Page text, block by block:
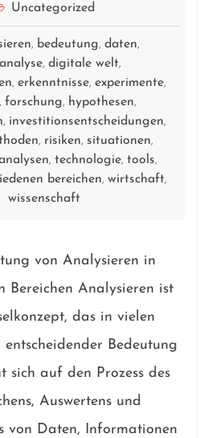
Uncategorized
, bedeutung,daten,
,digitale welt,
, erkenntnisse, experimente,
,forschung, hypothesen,
, investitionsentscheidungen,
, risiken, situationen,
,technologie,tools,
bereichen, wirtschaft,
wissenschaft
von Analysieren in
Bereichen Analysieren ist
das in vielen
entscheidender Bedeutung
sich auf den Prozess des
Auswertens und
von Daten, Informationen